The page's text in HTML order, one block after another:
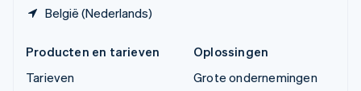
België (Nederlands)
Producten en tarieven
Tarieven
Oplossingen
Grote ondernemingen